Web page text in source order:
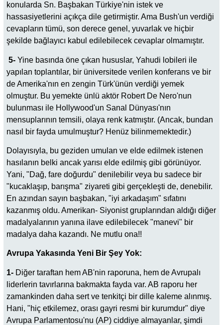
konularda Sn. Başbakan Türkiye'nin istek ve
hassasiyetlerini açıkça dile getirmiştir. Ama Bush'un verdiği
cevapların tümü, son derece genel, yuvarlak ve hiçbir
şekilde bağlayıcı kabul edilebilecek cevaplar olmamıştır.
5- Yine basında öne çıkan hususlar, Yahudi lobileri ile
yapılan toplantılar, bir üniversitede verilen konferans ve bir
de Amerika'nın en zengin Türk'ünün verdiği yemek
olmuştur. Bu yemekte ünlü aktör Robert De Nero'nun
bulunması ile Hollywood'un Sanal Dünyası'nın
mensuplarının temsili, olaya renk katmıştır. (Ancak, bundan
nasıl bir fayda umulmuştur? Henüz bilinmemektedir.)
Dolayısıyla, bu geziden umulan ve elde edilmek istenen
hasılanın belki ancak yarısı elde edilmiş gibi görünüyor.
Yani, "Dağ, fare doğurdu" denilebilir veya bu sadece bir
"kucaklaşıp, barışma" ziyareti gibi gerçekleşti de, denebilir.
En azından sayın başbakan, "iyi arkadaşım" sıfatını
kazanmış oldu. Amerikan- Siyonist gruplarından aldığı diğer
madalyalarının yanına ilave edilebilecek "manevi" bir
madalya daha kazandı. Ne mutlu ona!!
Avrupa Yakasında Yeni Bir Şey Yok:
1- Diğer taraftan hem AB'nin raporuna, hem de Avrupalı
liderlerin tavırlarına bakmakta fayda var. AB raporu her
zamankinden daha sert ve tenkitçi bir dille kaleme alınmış.
Hani, "hiç etkilemez, orası gayri resmi bir kurumdur" diye
Avrupa Parlamentosu'nu (AP) ciddiye almayanlar, şimdi